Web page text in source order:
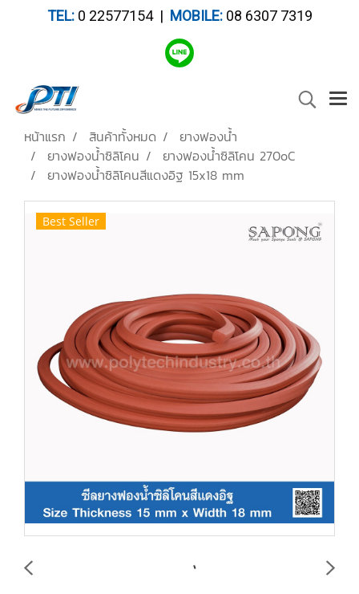
TEL:0 22577154 | MOBILE: 08 6307 7319
หน้าแรก สินค้าทั้งหมด
ยางฟองน้ำ
ยางฟองน้ำซิลิโคน
ยางฟองน้ำซิลิโคน 270oC
ยางฟองน้ำซิลิโคนสีแดงอิฐ 15x18 mm
Best Seller